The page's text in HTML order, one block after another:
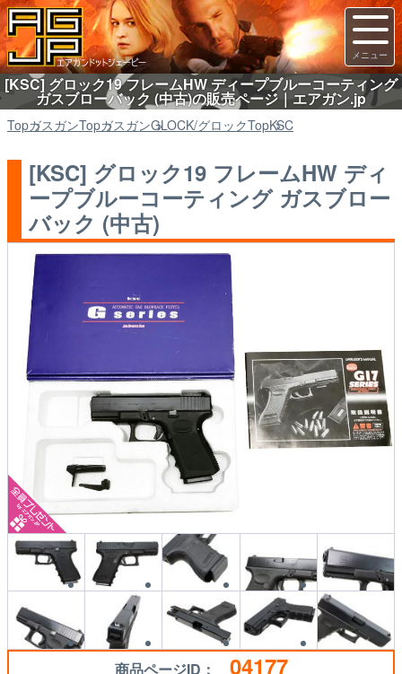
[KSC] グロック19 フレームHW ディープブルーコーティング
ガスブローバック (中古)の販売ページ｜エアガン.jp
TopガスガンTopガスガンGLOCK/グロックTopKSC
[KSC] グロック19 フレームHW ディ
ープブルーコーティング ガスブロー
バック (中古)
商品ページID： 04177